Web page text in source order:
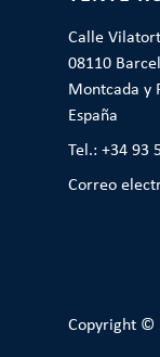
Calle
08110
Montcada y
España
Tel.: +34 93
Correo
Copyright ©